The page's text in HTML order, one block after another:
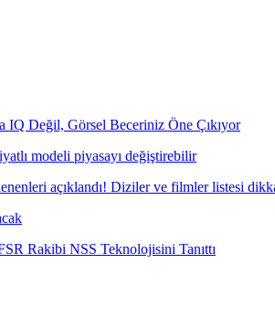
IQ Değil, Görsel Beceriniz Öne Çıkıyor
modeli piyasayı değiştirebilir
açıklandı! Diziler ve filmler listesi
Rakibi NSS Teknolojisini Tanıttı